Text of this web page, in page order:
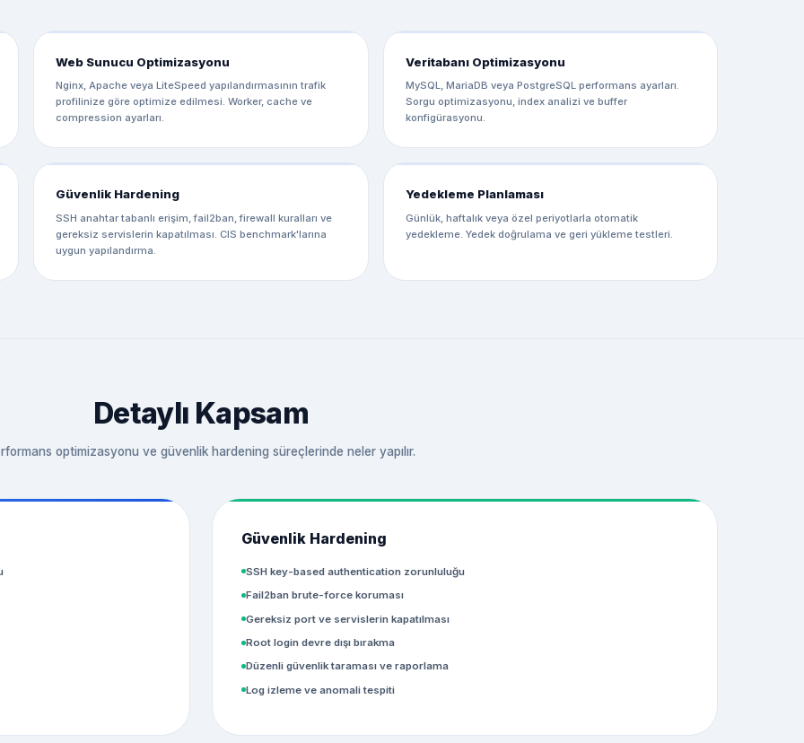
Web Sunucu Optimizasyonu
Nginx, Apache veya LiteSpeed yapılandırmasının trafik
profilinize göre optimize edilmesi. Worker, cache ve
compression ayarları.
Veritabanı Optimizasyonu
MySQL, MariaDB veya PostgreSQL performans ayarları.
Sorgu optimizasyonu, index analizi ve buffer
konfigürasyonu.
Güvenlik Hardening
SSH anahtar tabanlı erişim, fail2ban, firewall kuralları ve
gereksiz servislerin kapatılması. CIS benchmark'larına
uygun yapılandırma.
Yedekleme Planlaması
Günlük, haftalık veya özel periyotlarla otomatik
yedekleme. Yedek doğrulama ve geri yükleme testleri.
Detaylı Kapsam
optimizasyonu ve güvenlik hardening süreçlerinde neler yapılır.
Güvenlik Hardening
SSH key-based authentication zorunluluğu
Fail2ban brute-force koruması
Gereksiz port ve servislerin kapatılması
Root login devre dışı bırakma
Düzenli güvenlik taraması ve raporlama
Log izleme ve anomali tespiti